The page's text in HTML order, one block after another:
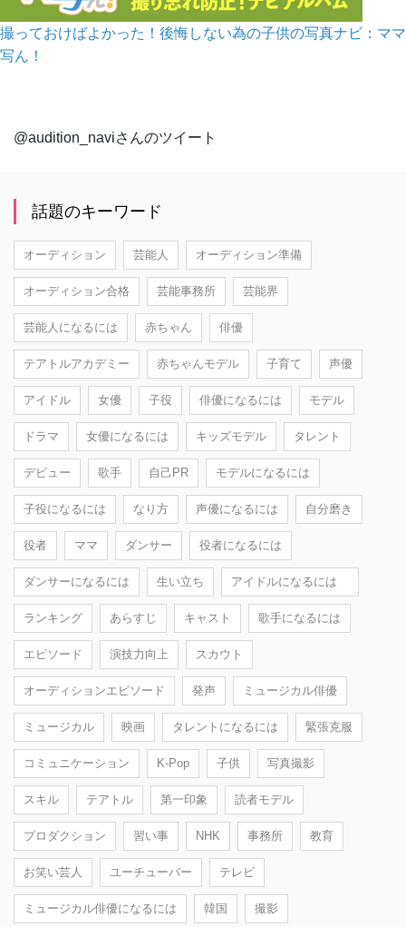
撮っておけばよかった！後悔しない為の子供の写真ナビ：ママ
写ん！
@audition_naviさんのツイート
話題のキーワード
オーディション 芸能人 オーディション準備
オーディション合格 芸能事務所 芸能界
芸能人になるには 赤ちゃん 俳優
テアトルアカデミー 赤ちゃんモデル 子育て 声優
アイドル 女優 子役 俳優になるには モデル
ドラマ 女優になるには キッズモデル タレント
デビュー 歌手 自己PR モデルになるには
子役になるには なり方 声優になるには 自分磨き
役者 ママ ダンサー 役者になるには
ダンサーになるには 生い立ち アイドルになるには
ランキング あらすじ キャスト 歌手になるには
エピソード 演技力向上 スカウト
オーディションエピソード 発声 ミュージカル俳優
ミュージカル 映画 タレントになるには 緊張克服
コミュニケーション K-Pop 子供 写真撮影
スキル テアトル 第一印象 読者モデル
プロダクション 習い事 NHK 事務所 教育
お笑い芸人 ユーチューバー テレビ
ミュージカル俳優になるには 韓国 撮影